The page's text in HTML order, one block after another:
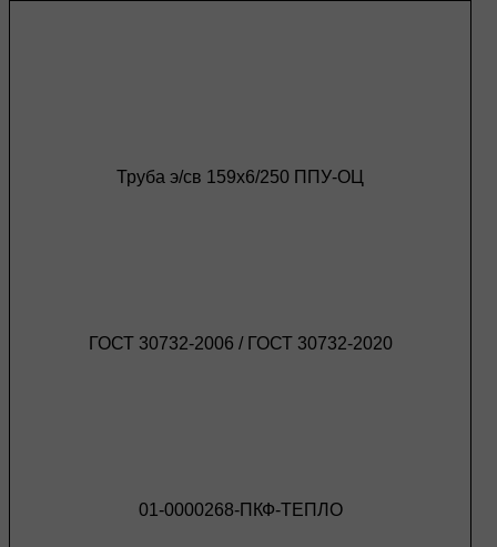
Труба э/св 159х6/250 ППУ-ОЦ
ГОСТ 30732-2006 / ГОСТ 30732-2020
01-0000268-ПКФ-ТЕПЛО